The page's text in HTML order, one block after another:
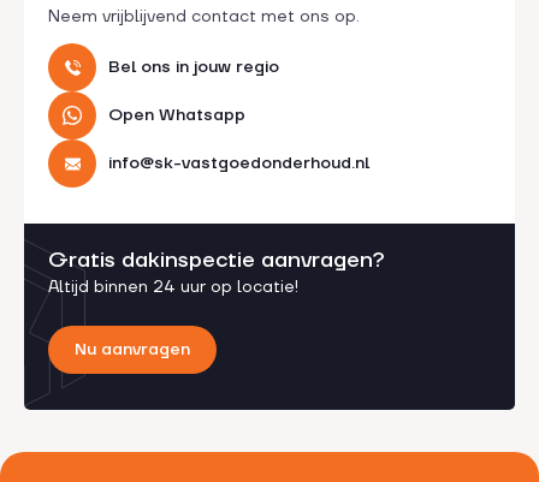
Neem vrijblijvend contact met ons op.
Bel ons in jouw regio
Open Whatsapp
info@sk-vastgoedonderhoud.nl
Gratis dakinspectie aanvragen?
Altijd binnen 24 uur op locatie!
Nu aanvragen